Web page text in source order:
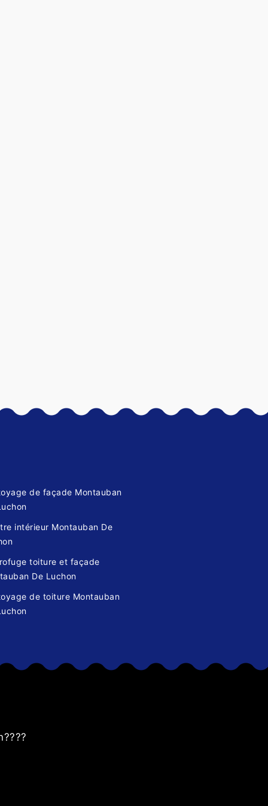
de façade Montauban
intérieur Montauban De
toiture et façade
De Luchon
de toiture Montauban